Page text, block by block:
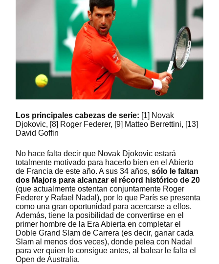
Los principales cabezas de serie: [1] Novak
Djokovic, [8] Roger Federer, [9] Matteo Berrettini, [13]
David Goffin
No hace falta decir que Novak Djokovic estará
totalmente motivado para hacerlo bien en el Abierto
de Francia de este año. A sus 34 años, sólo le faltan
dos Majors para alcanzar el récord histórico de 20
(que actualmente ostentan conjuntamente Roger
Federer y Rafael Nadal), por lo que París se presenta
como una gran oportunidad para acercarse a ellos.
Además, tiene la posibilidad de convertirse en el
primer hombre de la Era Abierta en completar el
Doble Grand Slam de Carrera (es decir, ganar cada
Slam al menos dos veces), donde pelea con Nadal
para ver quien lo consigue antes, al balear le falta el
Open de Australia.